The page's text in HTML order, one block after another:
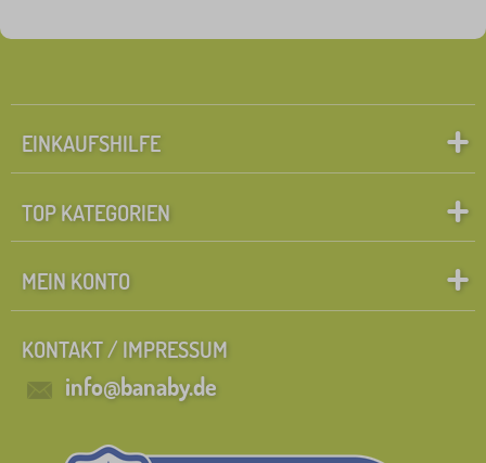
EINKAUFSHILFE
TOP KATEGORIEN
MEIN KONTO
KONTAKT / IMPRESSUM
info@banaby.de